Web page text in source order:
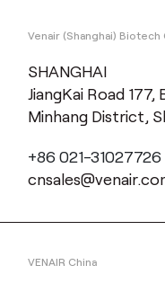
Venair (Shanghai) Biotech
SHANGHAI
JiangKai Road
Minhang District,
+86 021-31027726
VENAIR China